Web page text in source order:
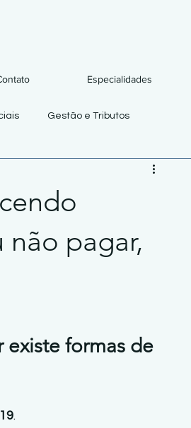
Especialidades
Gestão e Tributos
não pagar,
existe formas de
.